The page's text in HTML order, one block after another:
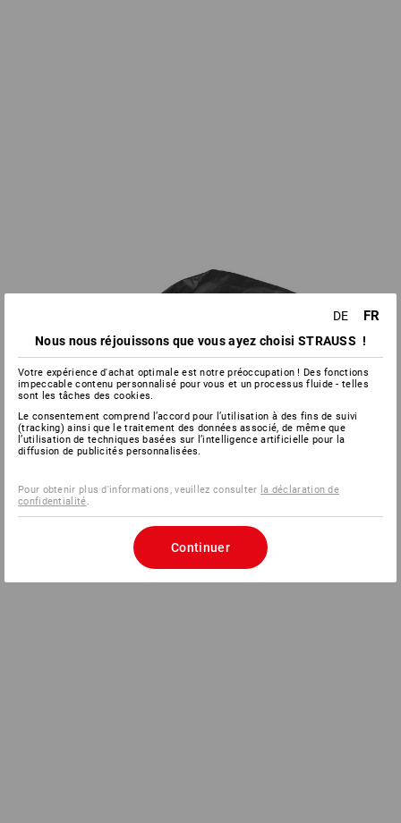
DE FR
Nous nous réjouissons que vous ayez choisi STRAUSS !
Votre expérience d'achat optimale est notre préoccupation ! Des fonctions
impeccable contenu personnalisé pour vous et un processus fluide - telles
sont les tâches des cookies.
Le consentement comprend l’accord pour l’utilisation à des fins de suivi
(tracking) ainsi que le traitement des données associé, de même que
l’utilisation de techniques basées sur l’intelligence artificielle pour la
diffusion de publicités personnalisées.
Pour obtenir plus d'informations, veuillez consulter la déclaration de
confidentialité.
Continuer